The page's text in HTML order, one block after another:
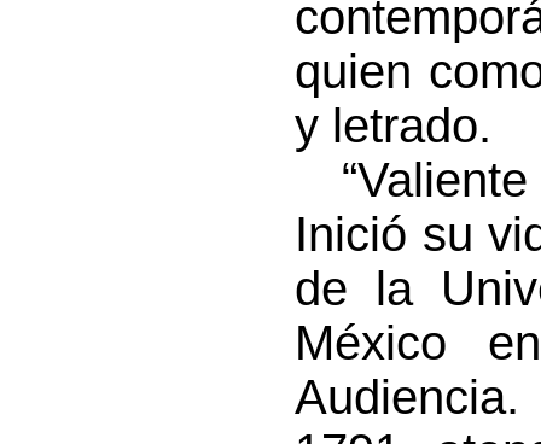
quien
y letrado.
“Valiente
Inició su
de la
México